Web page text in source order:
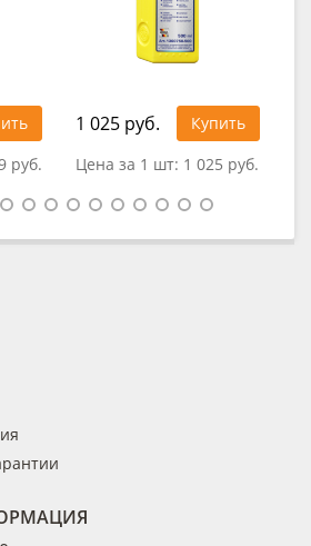
руб.
1 025 руб.
Купить
Цена за 1 шт: 1 025 руб.